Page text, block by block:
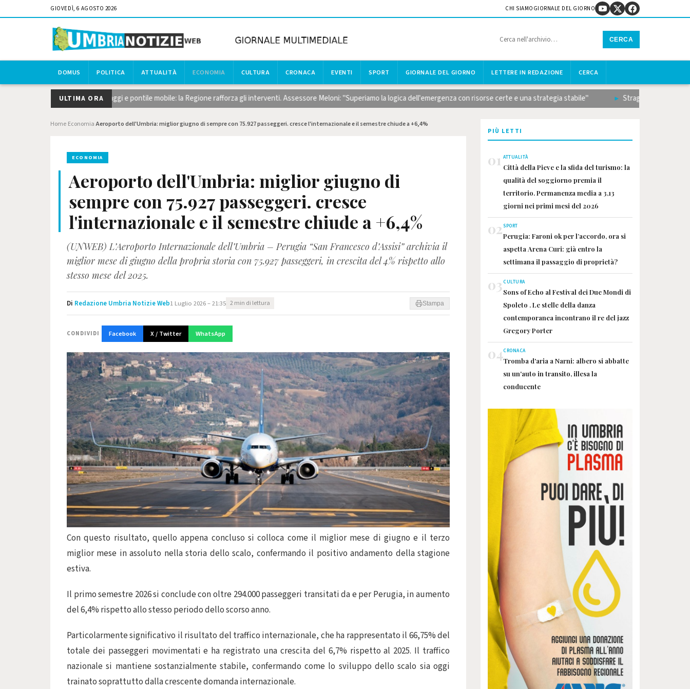
GIOVEDÌ, 6 AGOSTO 2026 CHI SIAMO GIORNALE DEL GIORNO
CERCA
DOMUS POLITICA ATTUALITÀ ECONOMIA CULTURA CRONACA EVENTI SPORT GIORNALE DEL GIORNO LETTERE IN REDAZIONE CERCA
ULTIMA ORA
taglio del canneto, dragaggi e pontile mobile: la Regione rafforza gli interventi. Assessore Meloni: "Superiamo la logica dell'emergenza con risorse certe e una strategia stabile" Strage sulla Terni-Rieti, il
Home Economia ›Aeroporto dell'Umbria: miglior giugno di sempre con 75.927 passeggeri. cresce l'internazionale e il semestre chiude a +6,4%
ECONOMIA
Aeroporto dell'Umbria: miglior giugno di
sempre con 75.927 passeggeri. cresce
l'internazionale e il semestre chiude a +6,4%
(UNWEB) L’Aeroporto Internazionale dell’Umbria – Perugia “San Francesco d’Assisi” archivia il
miglior mese di giugno della propria storia con 75.927 passeggeri, in crescita del 4% rispetto allo
stesso mese del 2025.
Di Redazione Umbria Notizie Web1 Luglio 2026 – 21:35 2 min di lettura Stampa
CONDIVIDI Facebook X / Twitter WhatsApp
Con questo risultato, quello appena concluso si colloca come il miglior mese di giugno e il terzo
miglior mese in assoluto nella storia dello scalo, confermando il positivo andamento della stagione
estiva.
Il primo semestre 2026 si conclude con oltre 294.000 passeggeri transitati da e per Perugia, in aumento
del 6,4% rispetto allo stesso periodo dello scorso anno.
Particolarmente significativo il risultato del traffico internazionale, che ha rappresentato il 66,75% del
totale dei passeggeri movimentati e ha registrato una crescita del 6,7% rispetto al 2025. Il traffico
nazionale si mantiene sostanzialmente stabile, confermando come lo sviluppo dello scalo sia oggi
trainato soprattutto dalla crescente domanda internazionale.
PIÙ LETTI
01 ATTUALITÀ
Città della Pieve e la sfida del turismo: la
qualità del soggiorno premia il
territorio. Permanenza media a 3,13
giorni nei primi mesi del 2026
02SPORT
Perugia: Faroni ok per l’accordo, ora si
aspetta Arena Curi: già entro la
settimana il passaggio di proprietà?
03CULTURA
Sons of Echo al Festival dei Due Mondi di
Spoleto . Le stelle della danza
contemporanea incontrano il re del jazz
Gregory Porter
04CRONACA
Tromba d'aria a Narni: albero si abbatte
su un'auto in transito, illesa la
conducente